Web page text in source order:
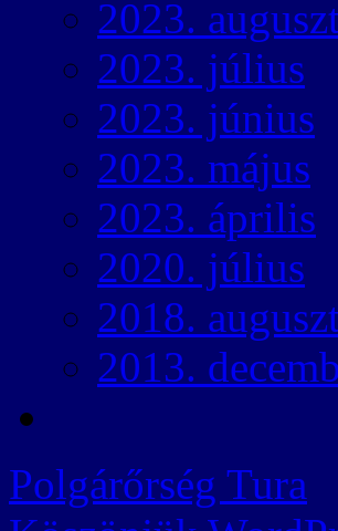
2023.
2023. július
2023. június
2023. május
2023. április
2020. július
2018.
2013.
Polgárőrség Tura